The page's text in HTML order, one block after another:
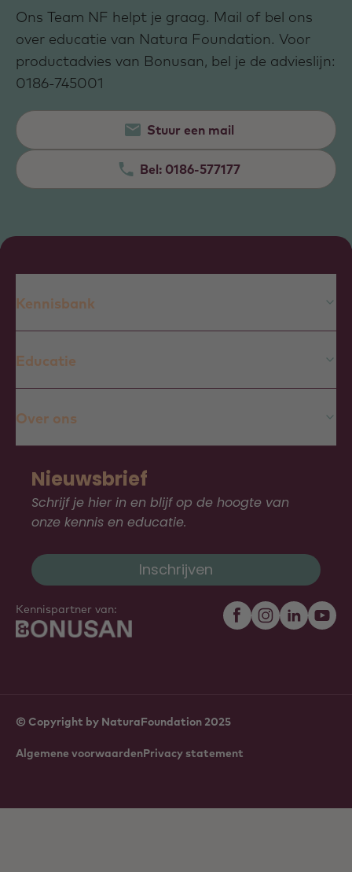
Ons Team NF helpt je graag. Mail of bel ons
over educatie van Natura Foundation. Voor
productadvies van Bonusan, bel je de advieslijn:
0186-745001
Stuur een mail
Bel: 0186-577177
Kennisbank
Educatie
Over ons
Nieuwsbrief
Schrijf je hier in en blijf op de hoogte van
onze kennis en educatie.
Inschrijven
Kennispartner van:
© Copyright by NaturaFoundation 2025
Algemene voorwaardenPrivacy statement